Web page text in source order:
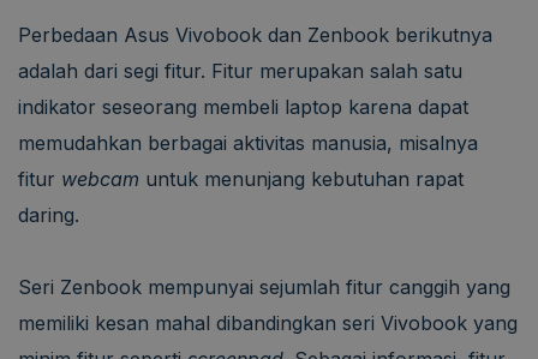
Perbedaan Asus Vivobook dan Zenbook berikutnya
adalah dari segi fitur. Fitur merupakan salah satu
indikator seseorang membeli laptop karena dapat
memudahkan berbagai aktivitas manusia, misalnya
fitur webcam untuk menunjang kebutuhan rapat
daring.
Seri Zenbook mempunyai sejumlah fitur canggih yang
memiliki kesan mahal dibandingkan seri Vivobook yang